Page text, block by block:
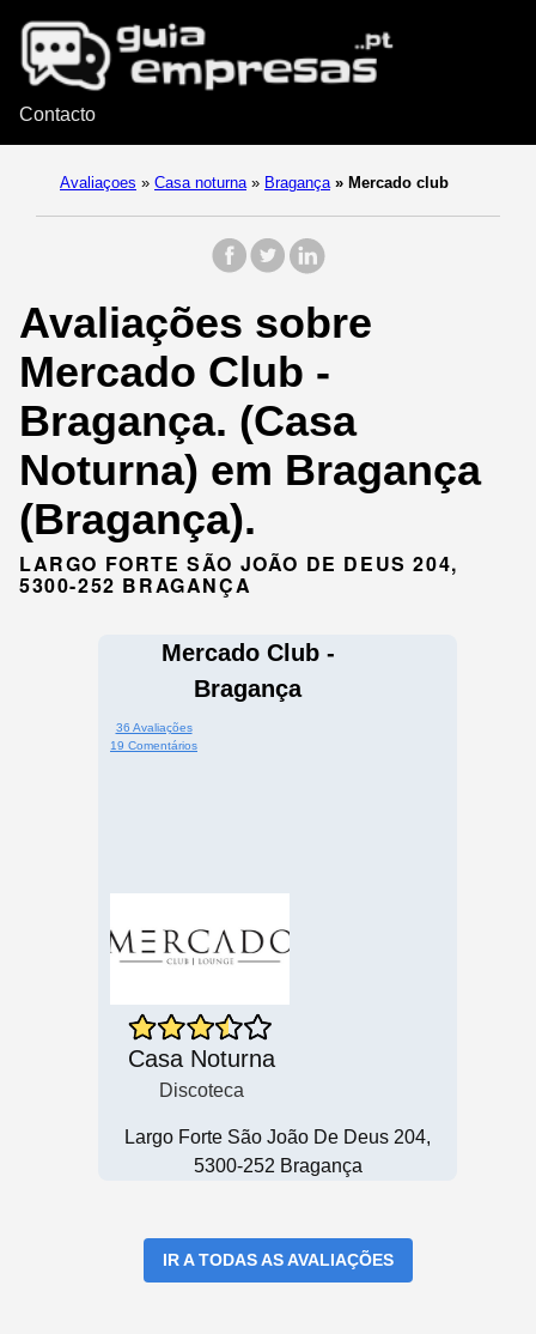
Contacto
Avaliaçoes » Casa noturna » Bragança » Mercado club
Avaliações sobre
Mercado Club -
Bragança. (Casa
Noturna) em Bragança
(Bragança).
LARGO FORTE SÃO JOÃO DE DEUS 204,
5300-252 BRAGANÇA
Mercado Club -
Bragança
36 Avaliações
19 Comentários
Casa Noturna
Discoteca
Largo Forte São João De Deus 204,
5300-252 Bragança
IR A TODAS AS AVALIAÇÕES